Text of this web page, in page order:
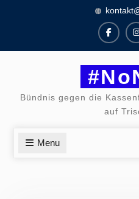
Bündnis gegen die
auf
Menu